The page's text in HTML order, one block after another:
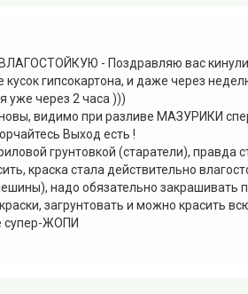
ВЛАГОСТОЙКУЮ - Поздравляю вас
гипсокартона, и даже через
уже через 2 часа )))
видимо при разливе МАЗУРИКИ
Выход есть !
грунтовкой (старатели), правда
краска стала действительно
надо обязательно закрашивать
загрунтовать и можно красить
супер-ЖОПИ